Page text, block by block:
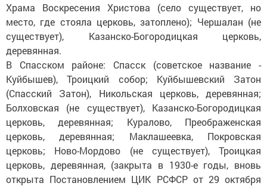
Храма Воскресения Христова (село существует, но
место, где стояла церковь, затоплено); Чершалан (не
существует), Казанско-Богородицкая церковь,
деревянная.
В Спасском районе: Спасск (советское название -
Куйбышев), Троицкий собор; Куйбышевский Затон
(Спасский Затон), Никольская церковь, деревянная;
Болховская (не существует), Казанско-Богородицкая
церковь, деревянная; Куралово, Преображенская
церковь, деревянная; Маклашеевка, Покровская
церковь; Ново-Мордово (не существует), Троицкая
церковь, деревянная, (закрыта в 1930-е годы, вновь
открыта Постановлением ЦИК РСФСР от 29 октября